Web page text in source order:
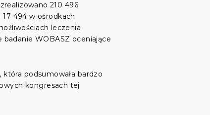
210 496
494 w ośrodkach
leczenia
WOBASZ oceniające
podsumowała bardzo
kongresach tej